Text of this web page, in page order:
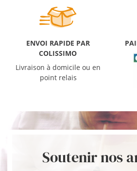
ENVOI RAPIDE PAR
COLISSIMO
Livraison à domicile ou en
point relais
Soutenir nos